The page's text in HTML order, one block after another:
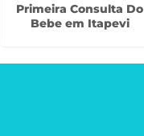
Primeira Consulta Do
Bebe em Itapevi